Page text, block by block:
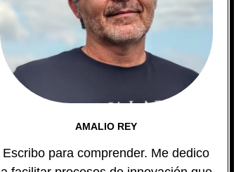
AMALIO REY
Escribo para comprender. Me dedico